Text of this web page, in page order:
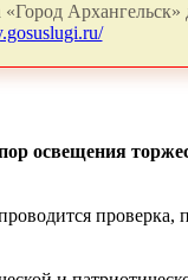
Архангельск»
освещения
проверка,